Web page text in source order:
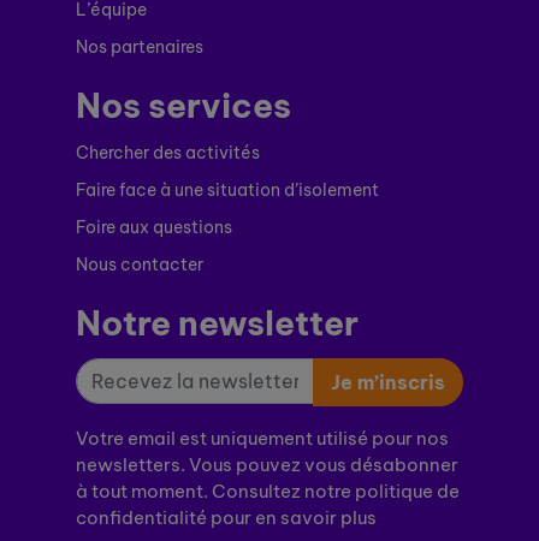
L’équipe
Nos partenaires
Nos services
Chercher des activités
Faire face à une situation d’isolement
Foire aux questions
Nous contacter
Notre newsletter
Je m’inscris
Votre email est uniquement utilisé pour nos
newsletters. Vous pouvez vous désabonner
à tout moment. Consultez notre politique de
confidentialité pour en savoir plus